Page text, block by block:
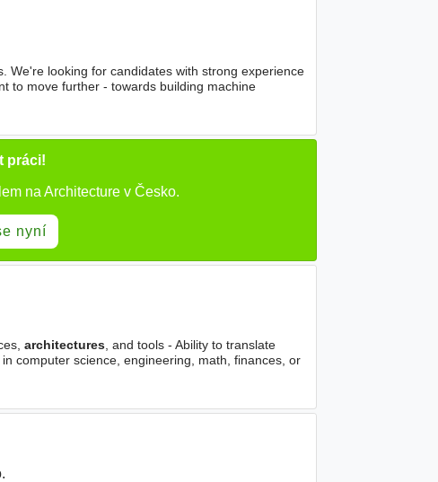
We're looking for candidates with strong experience
to move further - towards building machine
práci!
na Architecture v Česko.
nyní
architectures, and tools - Ability to translate
computer science, engineering, math, finances, or